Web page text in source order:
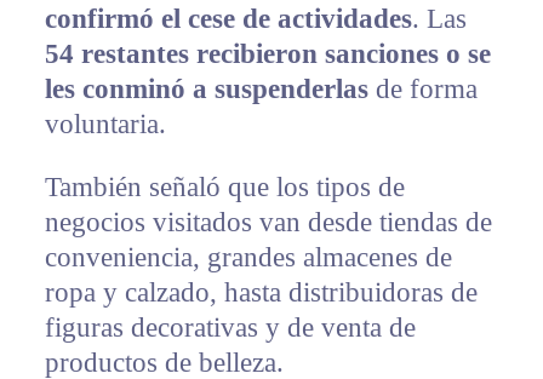
confirmó el cese de actividades. Las
54 restantes recibieron sanciones o se
les conminó a suspenderlasde forma
voluntaria.
También señaló que los tipos de
negocios visitados van desde tiendas de
conveniencia, grandes almacenes de
ropa y calzado, hasta distribuidoras de
figuras decorativas y de venta de
productos de belleza.